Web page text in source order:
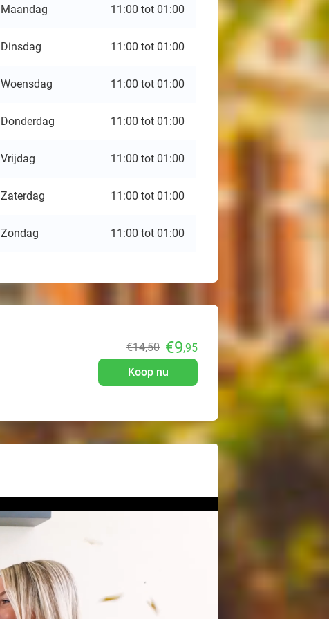
Maandag 11:00 tot 01:00
Dinsdag 11:00 tot 01:00
Woensdag 11:00 tot 01:00
Donderdag 11:00 tot 01:00
Vrijdag 11:00 tot 01:00
Zaterdag 11:00 tot 01:00
Zondag 11:00 tot 01:00
€14,50 €9,95
Koop nu